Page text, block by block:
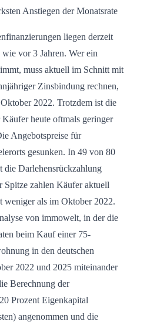
Anstiegen der Monatsrate
liegen derzeit
vor 3 Jahren. Wer ein
muss aktuell im Schnitt mit
Zinsbindung rechnen,
2022. Trotzdem ist die
heute oftmals geringer
Angebotspreise für
gesunken. In 49 von 80
die Darlehensrückzahlung
Spitze zahlen Käufer aktuell
weniger als im Oktober 2022.
von immowelt, in der die
beim Kauf einer 75-
in den deutschen
2022 und 2025 miteinander
Berechnung der
Prozent Eigenkapital
angenommen und die